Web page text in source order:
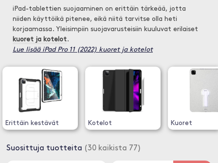
iPad-tablettien suojaaminen on erittäin tärkeää, jotta
niiden käyttöikä pitenee, eikä niitä tarvitse olla heti
korjaamassa. Yleisimpiin suojavarusteisiin kuuluvat erilaiset
kuoret ja kotelot.
Lue lisää iPad Pro 11 (2022) kuoret ja kotelot
Erittäin kestävät Kotelot Kuoret
Suosittuja tuotteita (30 kaikista 77)